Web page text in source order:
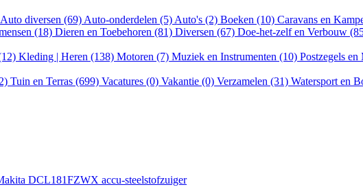
Auto diversen (69) Auto-onderdelen (5) Auto's (2) Boeken (10) Caravans en
(18) Dieren en Toebehoren (81) Diversen (67) Doe-het-zelf en Verbouw
Kleding | Heren (138) Motoren (7) Muziek en Instrumenten (10) Postzegels
Tuin en Terras (699) Vacatures (0) Vakantie (0) Verzamelen (31) Watersport en
DCL181FZWX accu-steelstofzuiger